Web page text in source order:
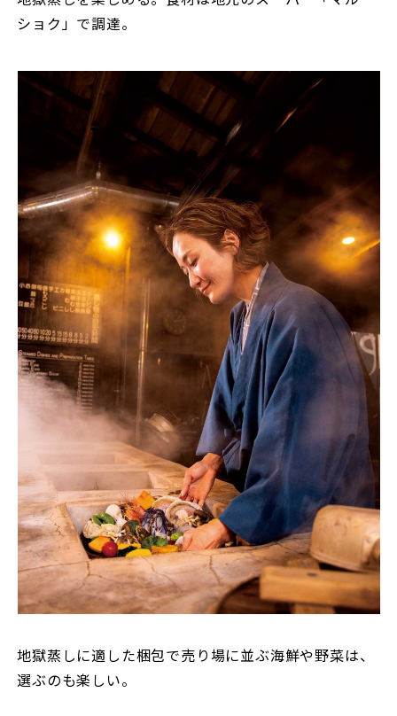
ショク」で調達。
地獄蒸しに適した梱包で売り場に並ぶ海鮮や野菜は、
選ぶのも楽しい。